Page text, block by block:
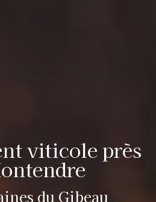
viticole près
du Gibeau